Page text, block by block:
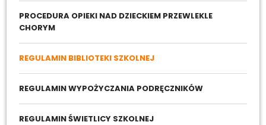
PROCEDURA OPIEKI NAD DZIECKIEM PRZEWLEKLE
CHORYM
REGULAMIN BIBLIOTEKI SZKOLNEJ
REGULAMIN WYPOŻYCZANIA PODRĘCZNIKÓW
REGULAMIN ŚWIETLICY SZKOLNEJ